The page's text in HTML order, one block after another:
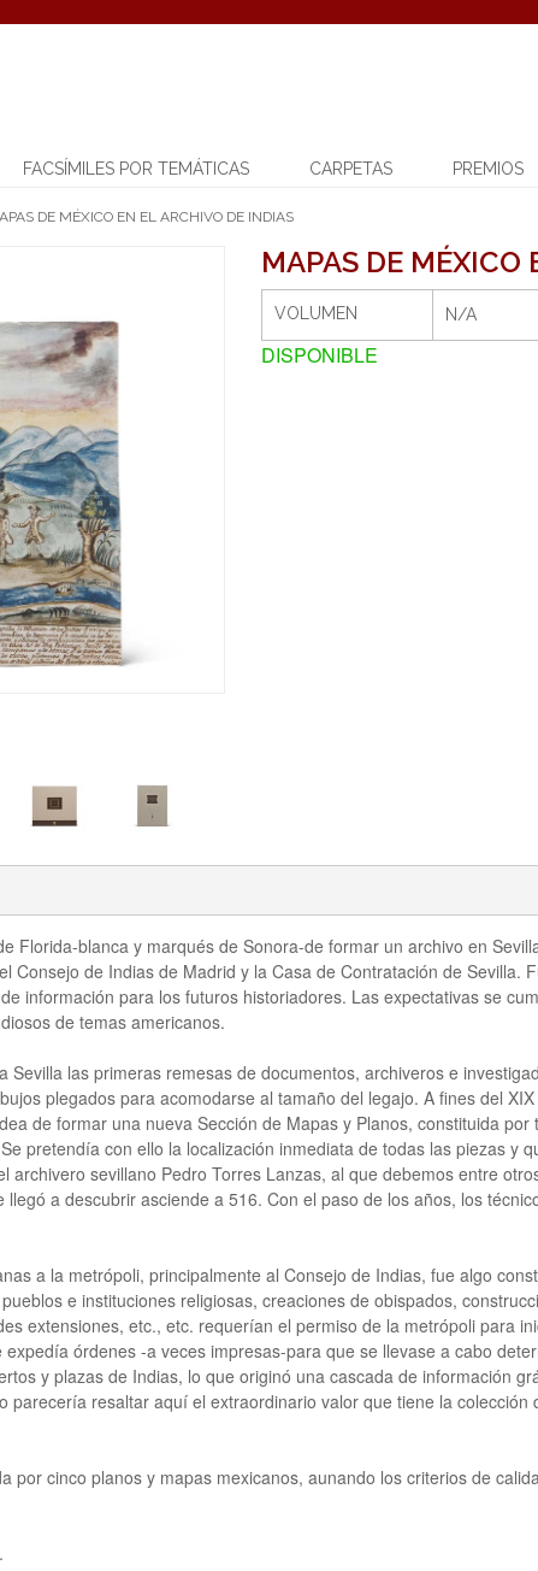
FACSÍMILES POR TEMÁTICAS CARPETAS PREMIOS
DE MÉXICO EN EL ARCHIVO DE INDIAS
MAPAS DE MÉXICO
VOLUMEN N/A
DISPONIBLE
Florida-blanca y marqués de Sonora-de formar un archivo en
Consejo de Indias de Madrid y la Casa de Contratación de Sevilla.
información para los futuros historiadores. Las expectativas se
de temas americanos.
las primeras remesas de documentos, archiveros e
plegados para acomodarse al tamaño del legajo. A fines del
de formar una nueva Sección de Mapas y Planos, constituida
pretendía con ello la localización inmediata de todas las piezas y
sevillano Pedro Torres Lanzas, al que debemos entre
a descubrir asciende a 516. Con el paso de los años, los
a la metrópoli, principalmente al Consejo de Indias, fue algo
e instituciones religiosas, creaciones de obispados,
extensiones, etc., etc. requerían el permiso de la metrópoli para
órdenes -a veces impresas-para que se llevase a cabo
y plazas de Indias, lo que originó una cascada de información
resaltar aquí el extraordinario valor que tiene la
por cinco planos y mapas mexicanos, aunando los criterios de
.